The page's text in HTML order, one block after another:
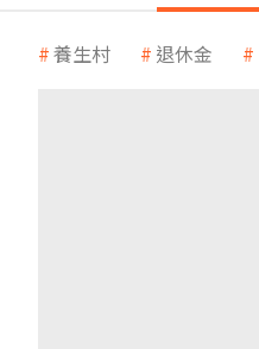
養生村 退休金